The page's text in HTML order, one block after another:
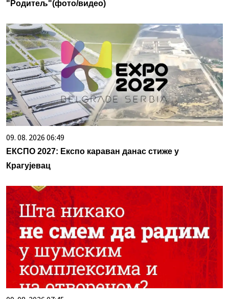
"Родитељ"(фото/видео)
09. 08. 2026 06:49
ЕКСПО 2027: Експо караван данас стиже у
Крагујевац